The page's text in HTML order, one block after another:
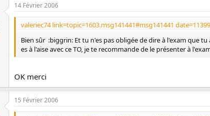
14 Février 2006
valeriec74 link=topic=1603.msg141441#msg141441
Bien sûr :biggrin: Et tu n'es pas obligée de dire à l'exam que
es à l'aise avec ce TO, je te recommande de le présenter à
OK merci
15 Février 2006